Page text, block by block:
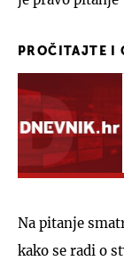
PROČITAJTE I
Na pitanje
kako se radi o